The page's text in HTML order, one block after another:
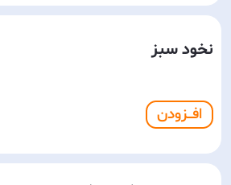
نخود سبز
افـــزودن